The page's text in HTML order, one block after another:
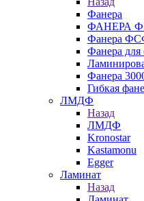
Фанера
ФАНЕРА
Фанера
Фанера для
Фанера
Гибкая
ЛМДФ
Назад
ЛМДФ
Kronostar
Kastamonu
Egger
Ламинат
Назад